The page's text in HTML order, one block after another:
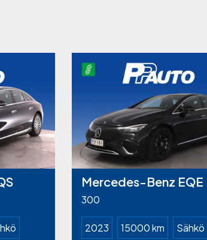
Mercedes-Benz EQE
300
2023 15000 km Sähkö